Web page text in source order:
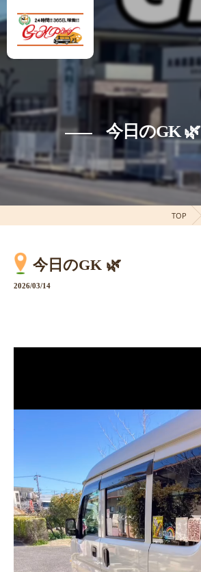
今日のGK 🌿
TOP
今日のGK 🌿
2026/03/14